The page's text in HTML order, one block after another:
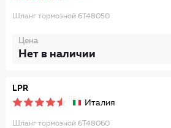
Шланг тормозной 6T48050
Цена
Нет в наличии
LPR
Италия
Шланг тормозной 6T48060